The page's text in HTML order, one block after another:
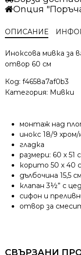
UNIVERSE
T-
1B
Опция
ОПИСАНИЕ
Иноксова мивка за
отвор 60 см
Код: f4658a7af0b3
Категория: Мивки
монтаж над
инокс 18/9
гладка
размери: 60 х
корито 50 х 40
дълбочина 15,5 см
клапан 3½” с
сифон и
отвор за
СВЪРЗАНИ